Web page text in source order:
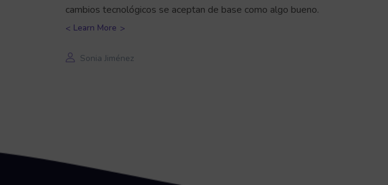
cambios tecnológicos se aceptan de base como algo bueno.
Learn More
Sonia Jiménez